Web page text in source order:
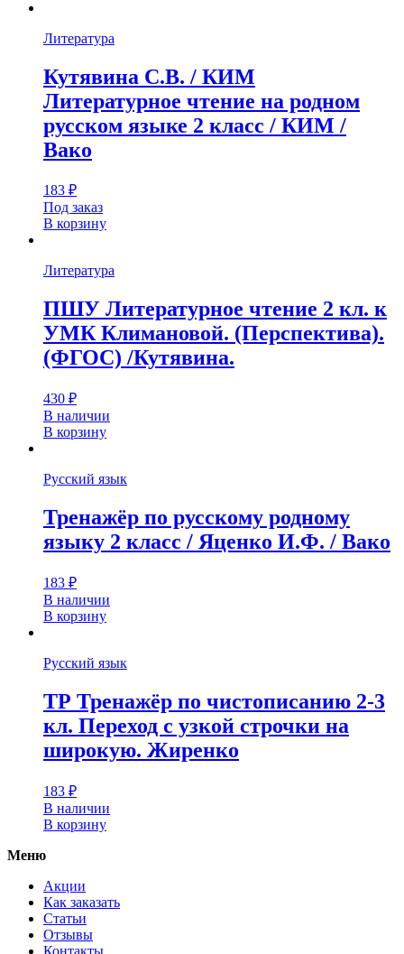
Литература
Кутявина С.В. / КИМ
Литературное чтение на родном
русском языке 2 класс / КИМ /
Вако
183 ₽
Под заказ
В корзину
Литература
ПШУ Литературное чтение 2 кл. к
УМК Климановой. (Перспектива).
(ФГОС) /Кутявина.
430 ₽
В наличии
В корзину
Русский язык
Тренажёр по русскому родному
языку 2 класс / Яценко И.Ф. / Вако
183 ₽
В наличии
В корзину
Русский язык
ТР Тренажёр по чистописанию 2-3
кл. Переход с узкой строчки на
широкую. Жиренко
183 ₽
В наличии
В корзину
Меню
Акции
Как заказать
Статьи
Отзывы
Контакты